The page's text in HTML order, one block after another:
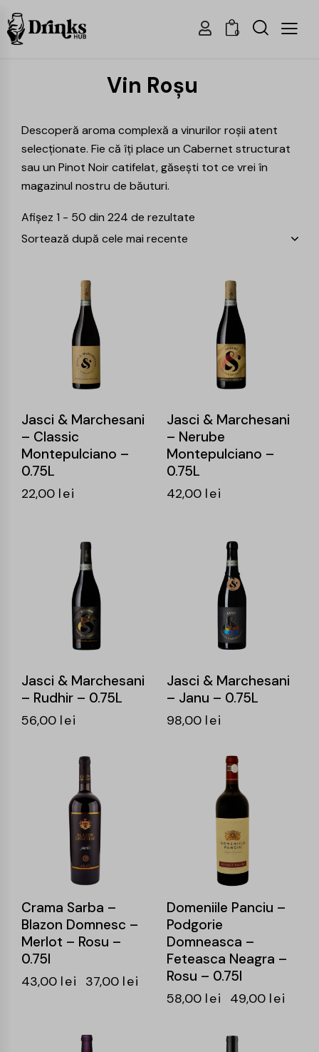
0
Vin Roșu
Descoperă aroma complexă a vinurilor roșii atent
selecționate. Fie că îți place un Cabernet structurat
sau un Pinot Noir catifelat, găsești tot ce vrei în
magazinul nostru de băuturi.
Afișez 1 - 50 din 224 de rezultate
Jasci & Marchesani
– Classic
Montepulciano –
0.75L
22,00 lei
Jasci & Marchesani
– Nerube
Montepulciano –
0.75L
42,00 lei
Jasci & Marchesani
– Rudhir – 0.75L
56,00 lei
Jasci & Marchesani
– Janu – 0.75L
98,00 lei
Crama Sarba –
Blazon Domnesc –
Merlot – Rosu –
0.75l
43,00 lei 37,00 lei
Domeniile Panciu –
Podgorie
Domneasca –
Feteasca Neagra –
Rosu – 0.75l
58,00 lei 49,00 lei